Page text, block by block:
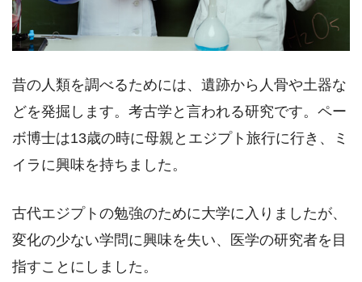
昔の人類を調べるためには、遺跡から人骨や土器な
どを発掘します。考古学と言われる研究です。ペー
ボ博士は13歳の時に母親とエジプト旅行に行き、ミ
イラに興味を持ちました。
古代エジプトの勉強のために大学に入りましたが、
変化の少ない学問に興味を失い、医学の研究者を目
指すことにしました。